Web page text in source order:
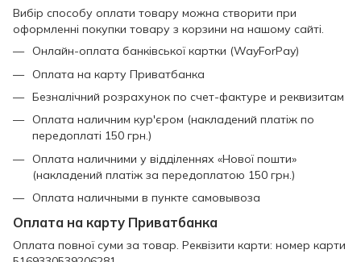
Вибір способу оплати товару можна створити при
оформленні покупки товару з корзини на нашому сайті.
Онлайн-оплата банківської картки (WayForPay)
Оплата на карту Приватбанка
Безналічний розрахунок по счет-фактуре и реквизитам
Оплата наличним кур'єром (накладений платіж по
передоплаті 150 грн.)
Оплата наличними у відділеннях «Нової пошти»
(накладений платіж за передоплатою 150 грн.)
Оплата наличными в пункте самовывоза
Оплата на карту Приватбанка
Оплата повної суми за товар. Реквізити карти: номер карти